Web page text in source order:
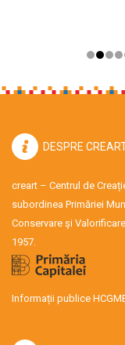
DESPRE
creart – Centrul de
subordinea Primăriei
Conservare şi
1957.
Informații publice